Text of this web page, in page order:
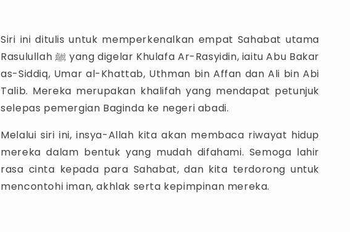
Siri ini ditulis untuk memperkenalkan empat Sahabat utama
Rasulullah ﷺ yang digelar Khulafa Ar-Rasyidin, iaitu Abu Bakar
as-Siddiq, Umar al-Khattab, Uthman bin Affan dan Ali bin Abi
Talib. Mereka merupakan khalifah yang mendapat petunjuk
selepas pemergian Baginda ke negeri abadi.
Melalui siri ini, insya-Allah kita akan membaca riwayat hidup
mereka dalam bentuk yang mudah difahami. Semoga lahir
rasa cinta kepada para Sahabat, dan kita terdorong untuk
mencontohi iman, akhlak serta kepimpinan mereka.